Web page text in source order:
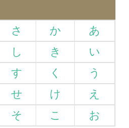
さ か
あ
し き
い
す く
う
せ け
え
そ こ お